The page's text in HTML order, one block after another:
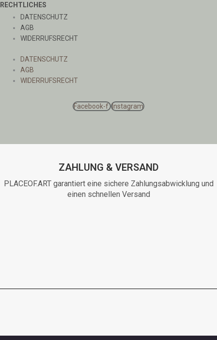
RECHTLICHES
DATENSCHUTZ
AGB
WIDERRUFSRECHT
DATENSCHUTZ
AGB
WIDERRUFSRECHT
Facebook-f Instagram
ZAHLUNG & VERSAND
PLACEOF.ART garantiert eine sichere Zahlungsabwicklung und
einen schnellen Versand